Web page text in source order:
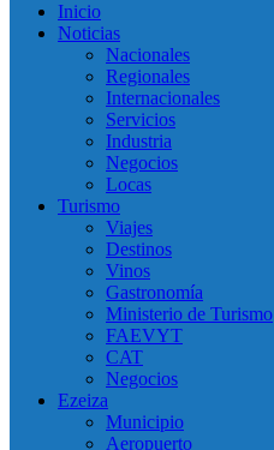
Inicio
Noticias
Nacionales
Regionales
Internacionales
Servicios
Industria
Negocios
Locas
Turismo
Viajes
Destinos
Vinos
Gastronomía
Ministerio de Turismo
FAEVYT
CAT
Negocios
Ezeiza
Municipio
Aeropuerto